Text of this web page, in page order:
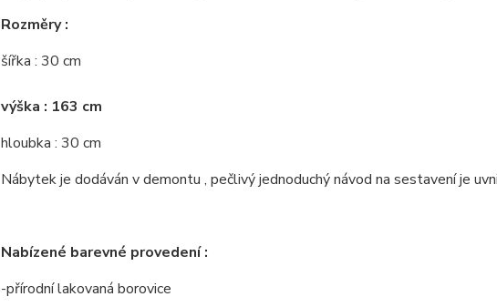
Rozměry :
šířka : 30 cm
výška : 163 cm
hloubka : 30 cm
Nábytek je dodáván v demontu , pečlivý jednoduchý návod na sestavení je
Nabízené barevné provedení :
-přírodní lakovaná borovice